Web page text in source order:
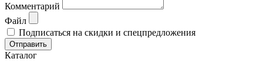
Комментарий
Файл
Подписаться на скидки и спецпредложения
Отправить
Каталог